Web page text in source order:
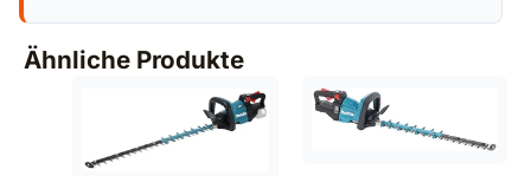
Ähnliche Produkte